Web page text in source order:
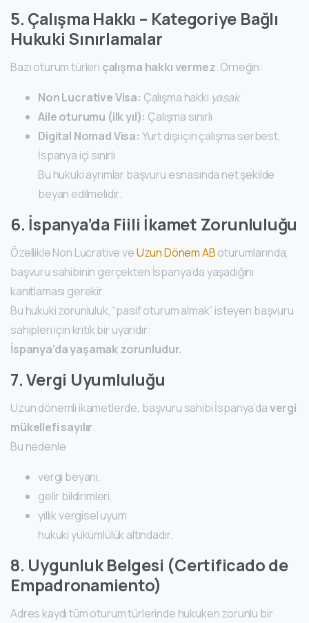
5. Çalışma Hakkı – Kategoriye Bağlı
Hukuki Sınırlamalar
Bazı oturum türleri çalışma hakkı vermez. Örneğin:
Non Lucrative Visa: Çalışma hakkı yasak
Aile oturumu (ilk yıl): Çalışma sınırlı
Digital Nomad Visa: Yurt dışı için çalışma serbest,
İspanya içi sınırlı
Bu hukuki ayrımlar başvuru esnasında net şekilde
beyan edilmelidir.
6. İspanya’da Fiili İkamet Zorunluluğu
Özellikle Non Lucrative veUzun Dönem ABoturumlarında,
başvuru sahibinin gerçekten İspanya’da yaşadığını
kanıtlaması gerekir.
Bu hukuki zorunluluk, “pasif oturum almak” isteyen başvuru
sahipleri için kritik bir uyarıdır:
İspanya’da yaşamak zorunludur.
7. Vergi Uyumluluğu
Uzun dönemli ikametlerde, başvuru sahibi İspanya’davergi
mükellefi sayılır.
Bu nedenle
vergi beyanı,
gelir bildirimleri,
yıllık vergisel uyum
hukuki yükümlülük altındadır.
8. Uygunluk Belgesi (Certificado de
Empadronamiento)
Adres kaydı tüm oturum türlerinde hukuken zorunlu bir